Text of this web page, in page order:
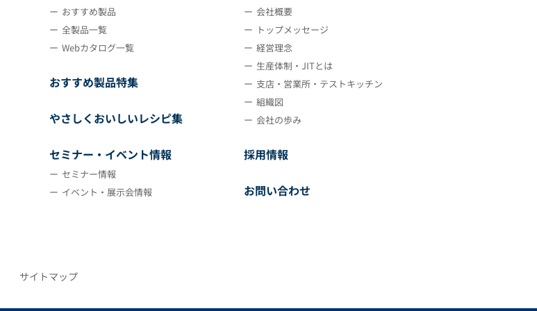
おすすめ製品
全製品一覧
Webカタログ一覧
おすすめ製品特集
やさしくおいしいレシピ集
セミナー・イベント情報
セミナー情報
イベント・展示会情報
会社概要
トップメッセージ
経営理念
生産体制・JITとは
支店・営業所・テストキッチン
組織図
会社の歩み
採用情報
お問い合わせ
サイトマップ